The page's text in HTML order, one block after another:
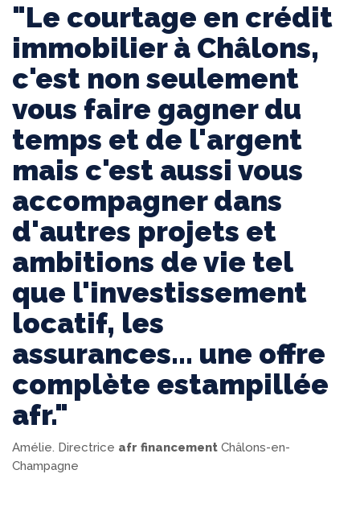
"Le courtage en crédit
immobilier à Châlons,
c'est non seulement
vous faire gagner du
temps et de l'argent
mais c'est aussi vous
accompagner dans
d'autres projets et
ambitions de vie tel
que l'investissement
locatif, les
assurances... une offre
complète estampillée
afr."
Amélie. Directrice afr financement Châlons-en-
Champagne